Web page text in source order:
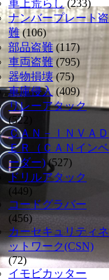
車上荒らし (233)
ナンバープレート盗
難(106)
部品盗難 (117)
車両盗難 (795)
器物損壊 (75)
車庫侵入(409)
リレーアタック
(522)
ＣＡＮ－ＩＮＶＡＤ
ＥＲ（ＣＡＮインベ
ーダー)(527)
ドリルアタック
(449)
コードグラバー
(456)
カーセキュリティネ
ットワーク(CSN)
(72)
イモビカッター